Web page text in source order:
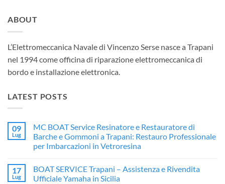
ABOUT
L’Elettromeccanica Navale di Vincenzo Serse nasce a Trapani
nel 1994 come officina di riparazione elettromeccanica di
bordo e installazione elettronica.
LATEST POSTS
09
Lug
MC BOAT Service Resinatore e Restauratore di
Barche e Gommoni a Trapani: Restauro Professionale
per Imbarcazioni in Vetroresina
su
MC
BOAT
17
Lug
BOAT SERVICE Trapani – Assistenza e Rivendita
Ufficiale Yamaha in Sicilia